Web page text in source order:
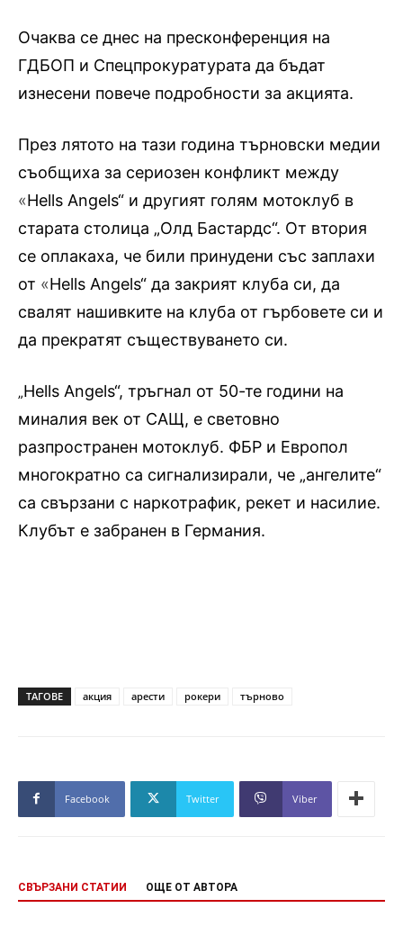
Очаква се днес на пресконференция на
ГДБОП и Спецпрокуратурата да бъдат
изнесени повече подробности за акцията.
През лятото на тази година търновски медии
съобщиха за сериозен конфликт между
«Hells Angels“ и другият голям мотоклуб в
старата столица „Олд Бастардс“. От втория
се оплакаха, че били принудени със заплахи
от «Hells Angels“ да закрият клуба си, да
свалят нашивките на клуба от гърбовете си и
да прекратят съществуването си.
„Hells Angels“, тръгнал от 50-те години на
миналия век от САЩ, е световно
разпространен мотоклуб. ФБР и Европол
многократно са сигнализирали, че „ангелите“
са свързани с наркотрафик, рекет и насилие.
Клубът е забранен в Германия.
ТАГОВЕ акция арести рокери търново
Facebook Twitter Viber
СВЪРЗАНИ СТАТИИ ОЩЕ ОТ АВТОРА